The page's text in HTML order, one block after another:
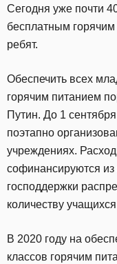
Сегодня уже почти
бесплатным
ребят.
Обеспечить всех
горячим питанием
Путин. До 1
поэтапно
учреждениях.
софинансируются
господдержки
количеству
В 2020 году на
классов горячим